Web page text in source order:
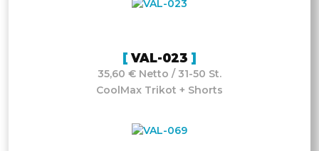
VAL-023
35,60 € Netto / 31-50 St.
CoolMax Trikot + Shorts